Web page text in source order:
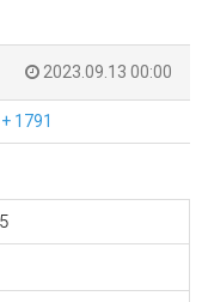
2023.09.13 00:00
+ 1791